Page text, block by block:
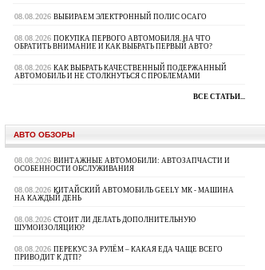
08.08.2026 ВЫБИРАЕМ ЭЛЕКТРОННЫЙ ПОЛИС ОСАГО
08.08.2026 ПОКУПКА ПЕРВОГО АВТОМОБИЛЯ. НА ЧТО
ОБРАТИТЬ ВНИМАНИЕ И КАК ВЫБРАТЬ ПЕРВЫЙ АВТО?
08.08.2026 КАК ВЫБРАТЬ КАЧЕСТВЕННЫЙ ПОДЕРЖАННЫЙ
АВТОМОБИЛЬ И НЕ СТОЛКНУТЬСЯ С ПРОБЛЕМАМИ
ВСЕ СТАТЬИ...
АВТО ОБЗОРЫ
08.08.2026 ВИНТАЖНЫЕ АВТОМОБИЛИ: АВТОЗАПЧАСТИ И
ОСОБЕННОСТИ ОБСЛУЖИВАНИЯ
08.08.2026 КИТАЙСКИЙ АВТОМОБИЛЬ GEELY МК - МАШИНА
НА КАЖДЫЙ ДЕНЬ
08.08.2026 СТОИТ ЛИ ДЕЛАТЬ ДОПОЛНИТЕЛЬНУЮ
ШУМОИЗОЛЯЦИЮ?
08.08.2026 ПЕРЕКУС ЗА РУЛЁМ – КАКАЯ ЕДА ЧАЩЕ ВСЕГО
ПРИВОДИТ К ДТП?